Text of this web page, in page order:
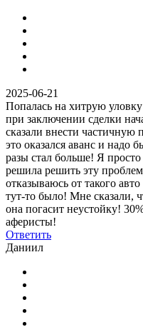
2025-06-21
Попалась на хитрую
при заключении сделки
сказали внести частичную
это оказался аванс и надо
разы стал больше! Я просто
решила решить эту
отказываюсь от такого
тут-то было! Мне сказали,
она погасит неустойку!
аферисты!
Ответить
Даниил